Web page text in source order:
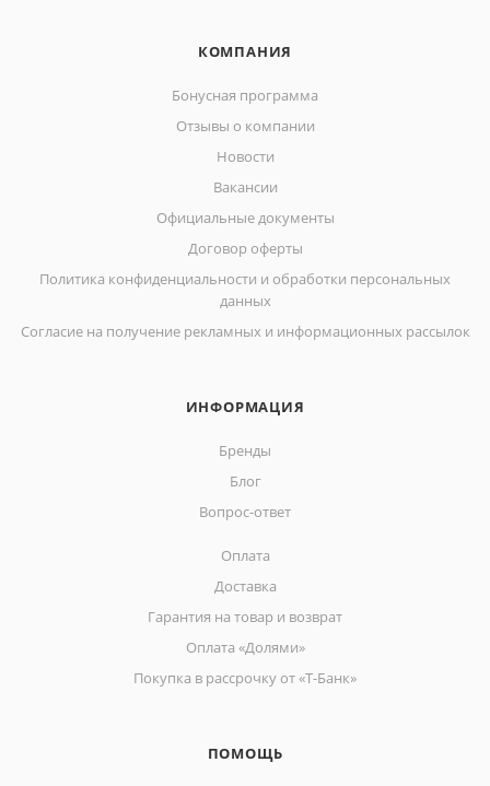
КОМПАНИЯ
Бонусная программа
Отзывы о компании
Новости
Вакансии
Официальные документы
Договор оферты
Политика конфиденциальности и обработки персональных
данных
Согласие на получение рекламных и информационных рассылок
ИНФОРМАЦИЯ
Бренды
Блог
Вопрос-ответ
Оплата
Доставка
Гарантия на товар и возврат
Оплата «Долями»
Покупка в рассрочку от «Т-Банк»
ПОМОЩЬ